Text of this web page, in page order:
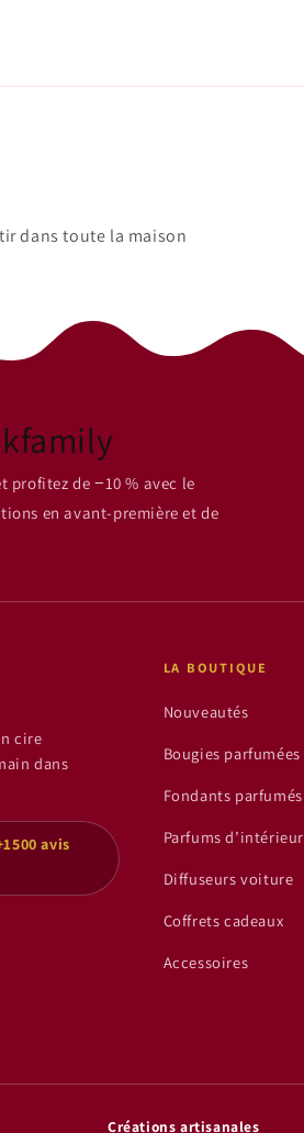
dans toute la maison
profitez de −10 % avec le
en avant-première et de
cire
dans
avis
LA BOUTIQUE
Nouveautés
Bougies parfumées
Fondants parfumés
Parfums d’intérieur
Diffuseurs voiture
Coffrets cadeaux
Accessoires
Créations artisanales